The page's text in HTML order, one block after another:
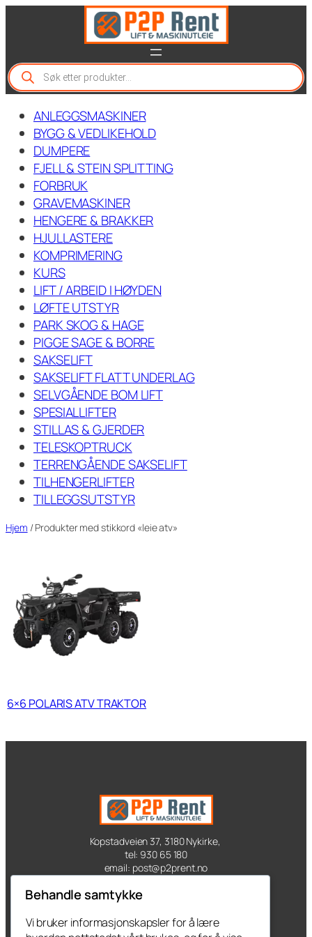
P
r
o
ANLEGGSMASKINER
BYGG & VEDLIKEHOLD
DUMPERE
FJELL & STEIN SPLITTING
FORBRUK
GRAVEMASKINER
HENGERE & BRAKKER
HJULLASTERE
KOMPRIMERING
KURS
LIFT / ARBEID I HØYDEN
LØFTE UTSTYR
PARK SKOG & HAGE
PIGGE SAGE & BORRE
SAKSELIFT
SAKSELIFT FLATT UNDERLAG
SELVGÅENDE BOM LIFT
SPESIALLIFTER
STILLAS & GJERDER
TELESKOPTRUCK
TERRENGÅENDE SAKSELIFT
TILHENGERLIFTER
TILLEGGSUTSTYR
Hjem / Produkter med stikkord «leie atv»
6×6 POLARIS ATV TRAKTOR
Kopstadveien 37, 3180 Nykirke,
tel: 930 65 180
email: post@p2prent.no
Kontakt oss
Produkter
Behandle samtykke
Vi bruker informasjonskapsler for å lære